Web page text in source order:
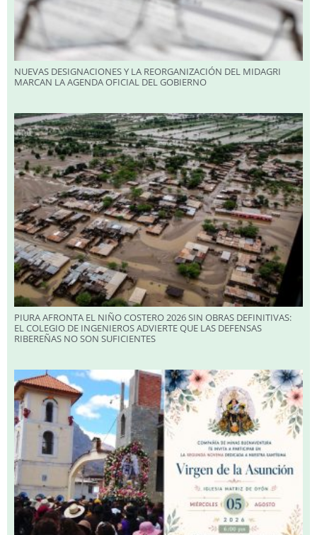
NUEVAS DESIGNACIONES Y LA REORGANIZACIÓN DEL MIDAGRI
MARCAN LA AGENDA OFICIAL DEL GOBIERNO
PIURA AFRONTA EL NIÑO COSTERO 2026 SIN OBRAS DEFINITIVAS:
EL COLEGIO DE INGENIEROS ADVIERTE QUE LAS DEFENSAS
RIBEREÑAS NO SON SUFICIENTES